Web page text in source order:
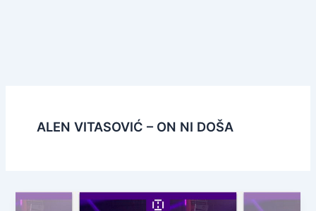
ALEN VITASOVIĆ – ON NI DOŠA